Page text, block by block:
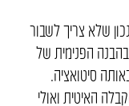
שלא צריך לשבור
הפנימית של
סיטואציה.
האיטית ואולי